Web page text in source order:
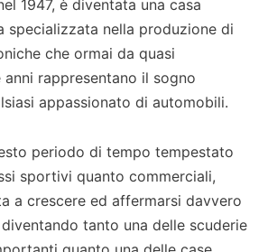
1947, è diventata una casa
specializzata nella produzione di
che ormai da quasi
rappresentano il sogno
appassionato di automobili.
periodo di tempo tempestato
sportivi quanto commerciali,
a crescere ed affermarsi davvero
tanto una delle scuderie